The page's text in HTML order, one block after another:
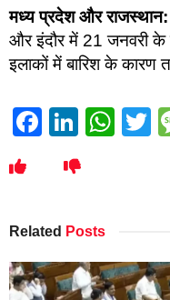
मध्य प्रदेश और राजस्थान:
और इंदौर में 21 जनवरी के
इलाकों में बारिश के कारण
Facebook
Related Posts